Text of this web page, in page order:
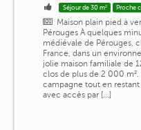
Séjour de 30 m² Proche
Maison plain pied à
Pérouges À quelques
médiévale de Pérouges,
France, dans un
jolie maison familiale de
clos de plus de 2 000
campagne tout en
avec accès par [...]